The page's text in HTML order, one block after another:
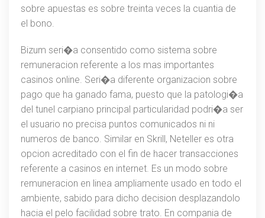
sobre apuestas es sobre treinta veces la cuantia de
el bono.
Bizum seri�a consentido como sistema sobre
remuneracion referente a los mas importantes
casinos online. Seri�a diferente organizacion sobre
pago que ha ganado fama, puesto que la patologi�a
del tunel carpiano principal particularidad podri�a ser
el usuario no precisa puntos comunicados ni ni
numeros de banco. Similar en Skrill, Neteller es otra
opcion acreditado con el fin de hacer transacciones
referente a casinos en internet. Es un modo sobre
remuneracion en linea ampliamente usado en todo el
ambiente, sabido para dicho decision desplazandolo
hacia el pelo facilidad sobre trato. En compania de